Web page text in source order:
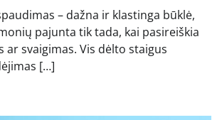
– dažna ir klastinga būklė,
pajunta tik tada, kai pasireiškia
ar svaigimas. Vis dėlto staigus
[…]